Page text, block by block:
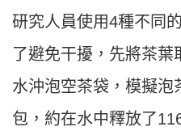
研究人員使用4種不同
了避免干擾，先將茶
水沖泡空茶袋，模擬泡
包，約在水中釋放了